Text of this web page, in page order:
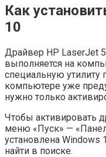
Как
10
Драйвер HP LaserJet
выполняется на
специальную утилиту
компьютере уже
нужно только
Чтобы активировать
меню «Пуск» —
установлена
найти в поиске.